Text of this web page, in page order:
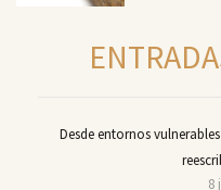
Desde entornos
8